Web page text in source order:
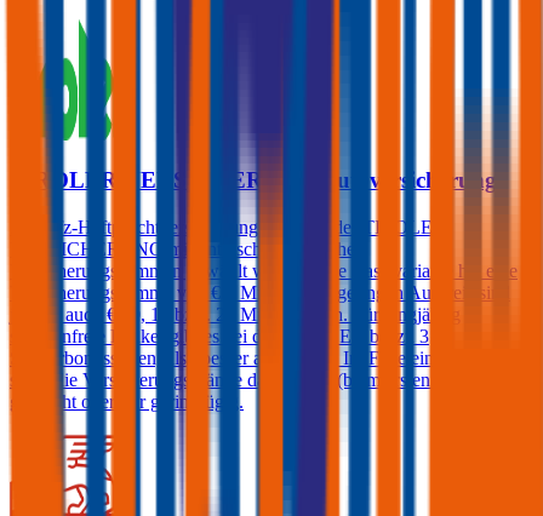
TIROLER VERSICHERUNG Autoversicherung
Die Kfz-Haftpflichtversicherung kann bei der TIROLER
VERSICHERUNG mit unterschiedlich hohen
Versicherungssummen gewählt werden. Die Basisvariante hat eine
Versicherungssumme von € 8 Mio., gegen geringen Aufpreis sind
jedoch auch € 10, 15 bzw. 20 Mio. möglich. Für langjährig
schadenfreie Lenker gibt es bei der TIROLER bis zu 3
Sonderbonusstufen, also besser als Stufe 0. Im Falle eines Schadens
steigt die Versicherungsprämie damit dann (beim ersten Schaden)
gar nicht oder nur geringfügig.